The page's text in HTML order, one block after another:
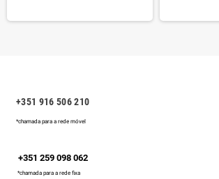
+351 916 506 210
*chamada para a rede móvel
+351 259 098 062
*chamada para a rede fixa